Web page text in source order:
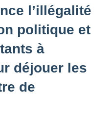
l’illégalité
politique et
à
déjouer les
de